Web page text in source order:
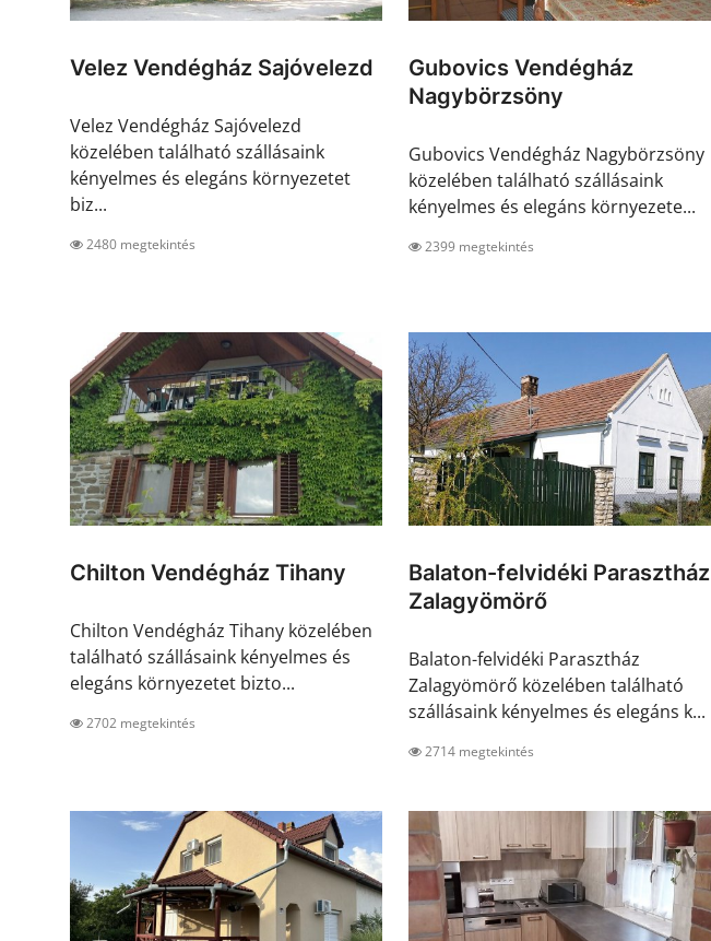
Velez Vendégház Sajóvelezd
Velez Vendégház Sajóvelezd
közelében található szállásaink
kényelmes és elegáns környezetet
biz...
2480 megtekintés
Gubovics Vendégház
Nagybörzsöny
Gubovics Vendégház Nagybörzsöny
közelében található szállásaink
kényelmes és elegáns környezete...
2399 megtekintés
Chilton Vendégház Tihany
Chilton Vendégház Tihany közelében
található szállásaink kényelmes és
elegáns környezetet bizto...
2702 megtekintés
Balaton-felvidéki Parasztház
Zalagyömörő
Balaton-felvidéki Parasztház
Zalagyömörő közelében található
szállásaink kényelmes és elegáns k...
2714 megtekintés